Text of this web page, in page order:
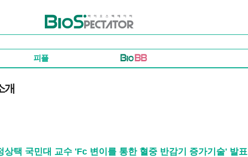
바이오스펙테이터
피플
개
택 국민대 교수 'Fc 변이를 통한 혈중 반감기 증가기술' 발표